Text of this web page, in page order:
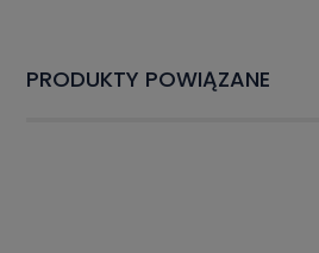
PRODUKTY POWIĄZANE